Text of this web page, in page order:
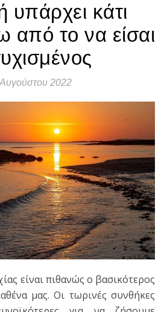
υπάρχει κάτι
το να είσαι
2022
μας. Οι τωρινές συνθήκες